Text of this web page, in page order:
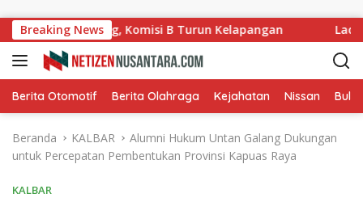
Breaking News
Ladang, Komisi B Turun Kelapangan Ladullah
Berita Otomotif Berita Olahraga Kejahatan Nissan
Beranda KALBAR
Alumni Hukum Untan Galang Dukungan
untuk Percepatan Pembentukan Provinsi Kapuas Raya
KALBAR